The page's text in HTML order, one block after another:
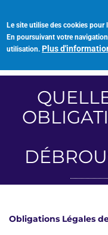
Le site utilise des cookies pour
En poursuivant votre
utilisation. Plus
contenu
principal
Obligations Légales